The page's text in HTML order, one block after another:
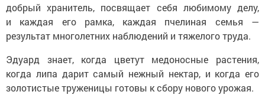
добрый хранитель, посвящает себя любимому делу,
и каждая его рамка, каждая пчелиная семья —
результат многолетних наблюдений и тяжелого труда.
Эдуард знает, когда цветут медоносные растения,
когда липа дарит самый нежный нектар, и когда его
золотистые труженицы готовы к сбору нового урожая.